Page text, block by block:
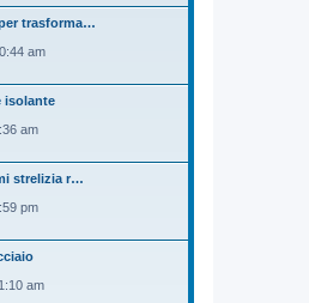
o
trasforma…
am
isolante
am
strelizia r…
t
pm
am